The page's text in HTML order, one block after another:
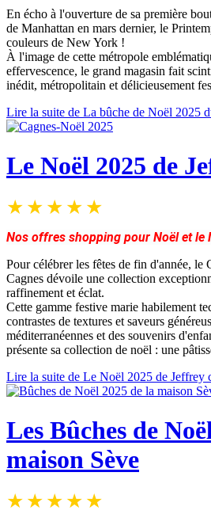
En écho à l'ouverture de sa première
de Manhattan en mars dernier, le
couleurs de New York !
À l'image de cette métropole
effervescence, le grand magasin fait
inédit, métropolitain et délicieusement
Lire la suite de La bûche de Noël 2025
Le Noël 2025 de
Nos offres shopping pour Noël et le
Pour célébrer les fêtes de fin d'année, le
Cagnes dévoile une collection
raffinement et éclat.
Cette gamme festive marie habilement
contrastes de textures et saveurs
méditerranéennes et des souvenirs
présente sa collection de noël : une
Lire la suite de Le Noël 2025 de Jeffrey
Les Bûches de
maison Sève